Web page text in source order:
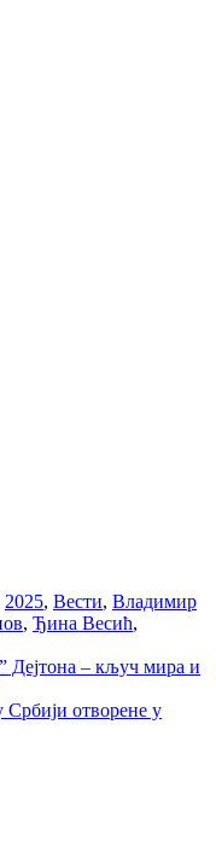
2025, Вести, Владимир
, Ђина Весић,
Дејтона – кључ мира и
Србији отворене у